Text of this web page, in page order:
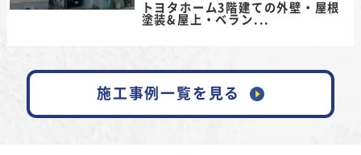
トヨタホーム3階建ての外壁・屋根
塗装&屋上・ベラン...
施工事例一覧を見る